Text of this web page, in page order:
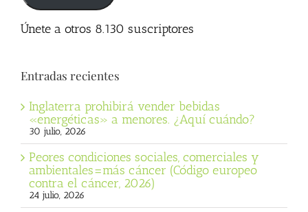
Únete a otros 8.130 suscriptores
Entradas recientes
Inglaterra prohibirá vender bebidas
«energéticas» a menores. ¿Aquí cuándo?
30 julio, 2026
Peores condiciones sociales, comerciales y
ambientales=más cáncer (Código europeo
contra el cáncer, 2026)
24 julio, 2026